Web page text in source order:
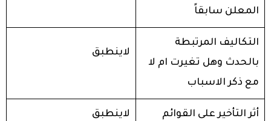
المعلن سابقاً
التكاليف المرتبطة
بالحدث وهل تغيرت ام لا
مع ذكر الاسباب
لاينطبق
أثر التأخير على القوائم
لاينطبق